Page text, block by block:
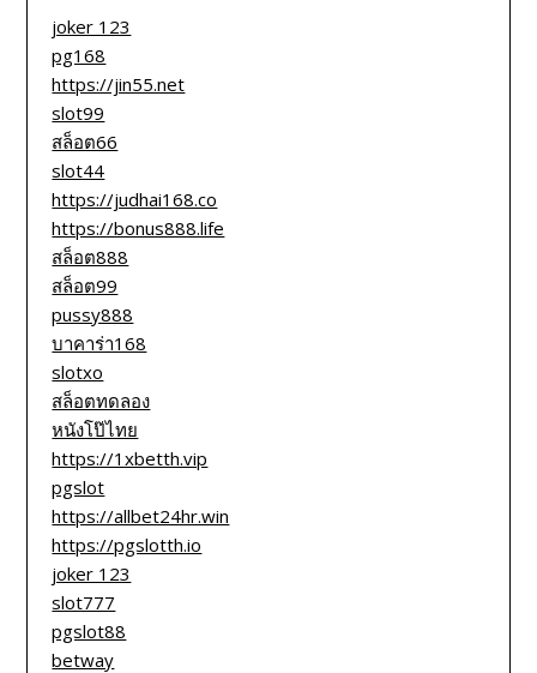
joker 123
pg168
https://jin55.net
slot99
สล็อต66
slot44
https://judhai168.co
https://bonus888.life
สล็อต888
สล็อต99
pussy888
บาคาร่า168
slotxo
สล็อตทดลอง
หนังโป๊ไทย
https://1xbetth.vip
pgslot
https://allbet24hr.win
https://pgslotth.io
joker 123
slot777
pgslot88
betway